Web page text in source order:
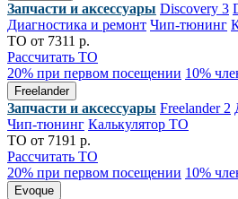
Запчасти и аксессуары Discovery 3
Диагностика и ремонт Чип-тюнинг
ТО от 7311 р.
Рассчитать ТО
20% при первом посещении 10%
Freelander
Запчасти и аксессуары Freelander 2
Чип-тюнинг Калькулятор ТО
ТО от 7191 р.
Рассчитать ТО
20% при первом посещении 10%
Evoque